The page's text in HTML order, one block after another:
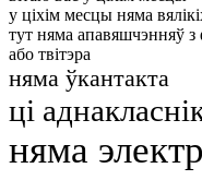
у ціхім месцы няма
тут няма апавяшчэнняў з
або твітэра
няма ўкантакта
ці
няма